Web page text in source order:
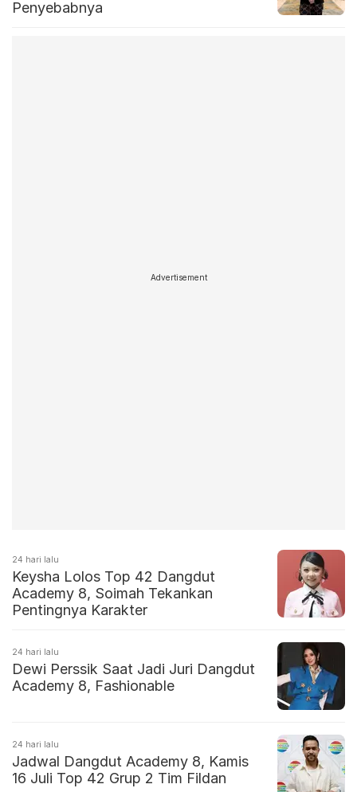
Penyebabnya
Advertisement
24 hari lalu
Keysha Lolos Top 42 Dangdut
Academy 8, Soimah Tekankan
Pentingnya Karakter
24 hari lalu
Dewi Perssik Saat Jadi Juri Dangdut
Academy 8, Fashionable
24 hari lalu
Jadwal Dangdut Academy 8, Kamis
16 Juli Top 42 Grup 2 Tim Fildan